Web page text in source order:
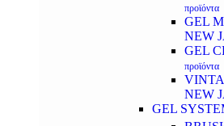
προϊόντα
GEL
NEW
GEL
προϊόντα
NEW
GEL